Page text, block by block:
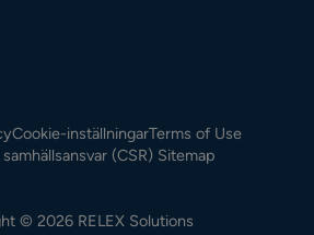
Cookie-inställningarTerms of Use
(CSR) Sitemap
© 2026 RELEX Solutions